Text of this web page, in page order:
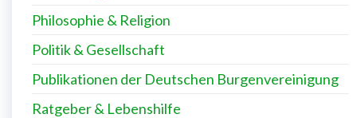
Philosophie & Religion
Politik & Gesellschaft
Publikationen der Deutschen Burgenvereinigung
Ratgeber & Lebenshilfe